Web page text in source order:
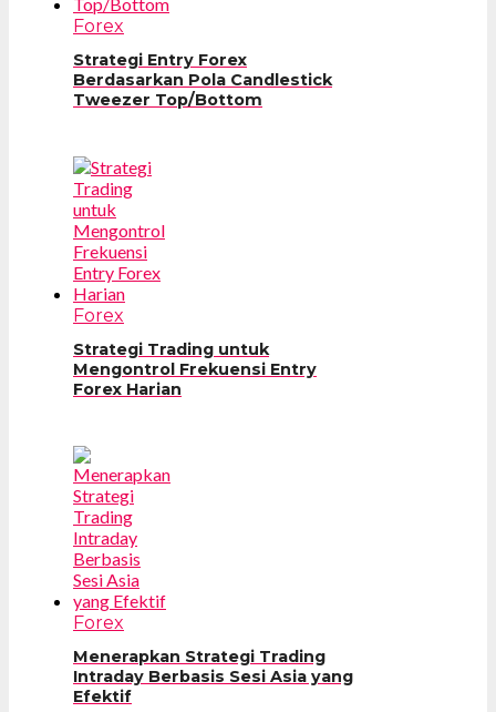
Forex
Strategi Entry Forex
Berdasarkan Pola Candlestick
Tweezer Top/Bottom
Forex
Strategi Trading untuk
Mengontrol Frekuensi Entry
Forex Harian
Forex
Menerapkan Strategi Trading
Intraday Berbasis Sesi Asia yang
Efektif